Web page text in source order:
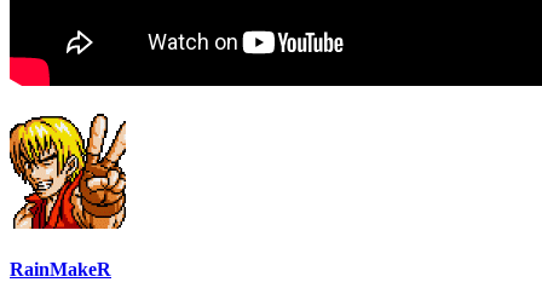
RainMakeR